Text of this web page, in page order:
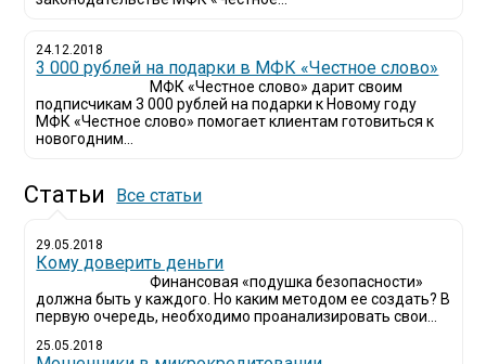
24.12.2018
3 000 рублей на подарки в МФК «Честное слово»
МФК «Честное слово» дарит своим
подписчикам 3 000 рублей на подарки к Новому году
МФК «Честное слово» помогает клиентам готовиться к
новогодним...
Статьи Все статьи
29.05.2018
Кому доверить деньги
Финансовая «подушка безопасности»
должна быть у каждого. Но каким методом ее создать? В
первую очередь, необходимо проанализировать свои...
25.05.2018